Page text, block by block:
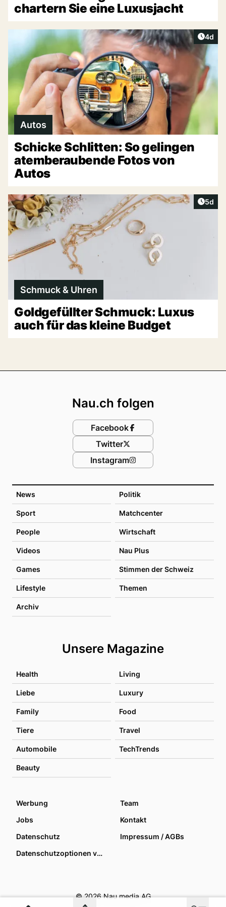
chartern Sie eine Luxusjacht
4d
Autos
Schicke Schlitten: So gelingen
atemberaubende Fotos von
Autos
5d
Schmuck & Uhren
Goldgefüllter Schmuck: Luxus
auch für das kleine Budget
News Politik
Sport Matchcenter
People Wirtschaft
Videos Nau Plus
Games Stimmen der Schweiz
Lifestyle Themen
Archiv
Unsere Magazine
Health Living
Liebe Luxury
Family Food
Tiere Travel
Automobile TechTrends
Beauty
Nau.ch folgen
Facebook
Twitter
Instagram
Werbung
Team
Jobs
Kontakt
Datenschutz
Impressum / AGBs
Datenschutzoptionen verwalten
© 2026 Nau media AG